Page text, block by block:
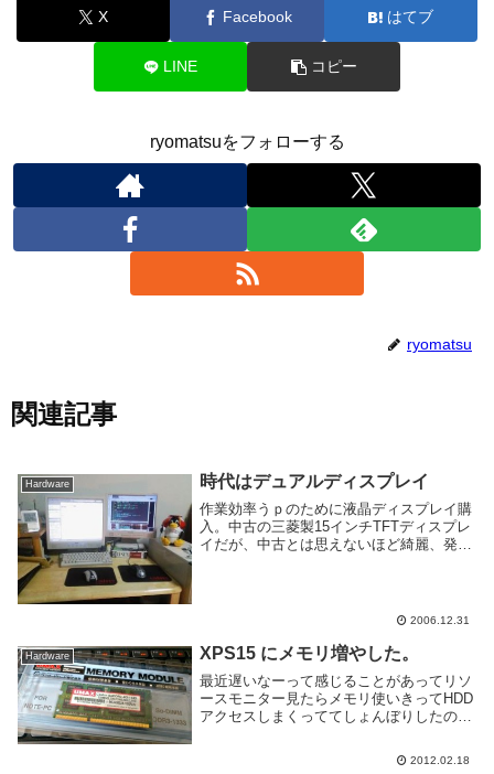
X Facebook はてブ
LINE コピー
ryomatsuをフォローする
ryomatsu
関連記事
Hardware 時代はデュアルディスプレイ
作業効率うｐのために液晶ディスプレイ購
入。中古の三菱製15インチTFTディスプレ
イだが、中古とは思えないほど綺麗、発色
2006.12.31
Hardware XPS15 にメモリ増やした。
最近遅いなーって感じることがあってリソ
ースモニター見たらメモリ使いきってHDD
アクセスしまくっててしょんぼりしたので
2012.02.18